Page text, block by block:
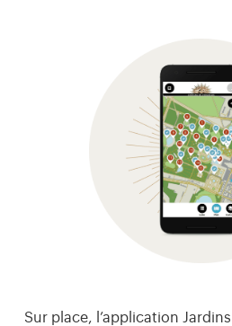
Sur place, l’application